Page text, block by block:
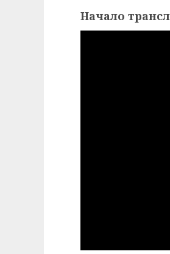
Начало